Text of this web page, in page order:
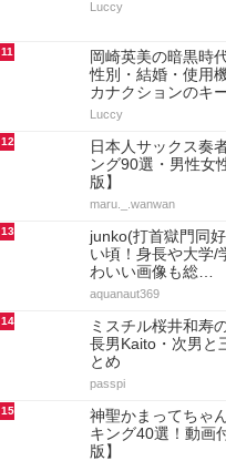
Luccy
11
岡崎英美の暗黒時
性別・結婚・使用
カナクションのキ
Luccy
12
日本人サックス奏
ング90選・男性女
版】
maru._.wanwan
13
junko(打首獄門同
い頃！身長や大学/
わいい画像も総…
aquanaut369
14
ミスチル桜井和寿
長男Kaito・次男と
とめ
passpi
15
神聖かまってちゃ
キング40選！動画
版】